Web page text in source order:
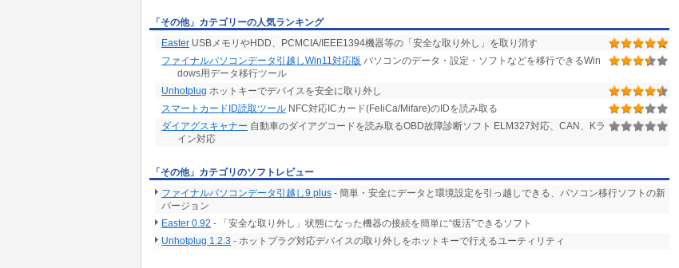
「その他」カテゴリーの人気ランキング
Easter USBメモリやHDD、PCMCIA/IEEE1394機器等の「安全な取り外し」を取り消す
ファイナルパソコンデータ引越しWin11対応版 パソコンのデータ・設定・ソフトなどを移行できるWin
dows用データ移行ツール
Unhotplug ホットキーでデバイスを安全に取り外し
スマートカードID読取ツール NFC対応ICカード(FeliCa/Mifare)のIDを読み取る
ダイアグスキャナー 自動車のダイアグコードを読み取るOBD故障診断ソフト ELM327対応、CAN、Kラ
イン対応
「その他」カテゴリのソフトレビュー
ファイナルパソコンデータ引越し9 plus - 簡単・安全にデータと環境設定を引っ越しできる、パソコン移行ソフトの新
バージョン
Easter 0.92 - 「安全な取り外し」状態になった機器の接続を簡単に“復活”できるソフト
Unhotplug 1.2.3 - ホットプラグ対応デバイスの取り外しをホットキーで行えるユーティリティ